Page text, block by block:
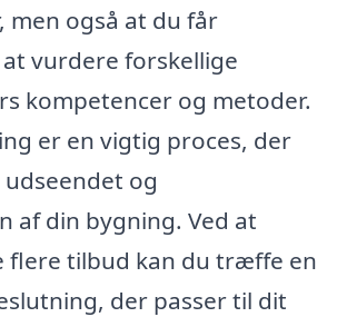
men også at du får
vurdere forskellige
kompetencer og metoder.
er en vigtig proces, der
og
af din bygning. Ved at
flere tilbud kan du træffe en
der passer til dit